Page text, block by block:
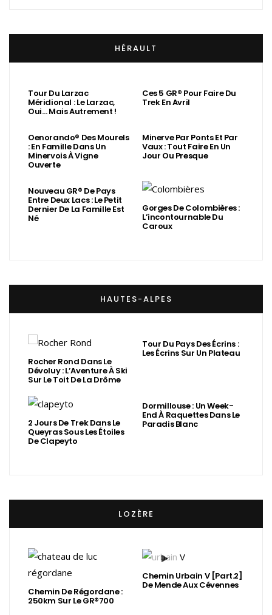
HÉRAULT
Tour Du Larzac
Méridional : Le Larzac,
Oui… Mais Autrement !
Ces 5 GR® Pour Faire Du
Trek En Avril
Oenorando® Des Mourels
: En Famille Dans Un
Minervois À Vigne
Ouverte
Minerve Par Ponts Et Par
Vaux : Tout Faire En Un
Jour Ou Presque
Nouveau GR® De Pays
Entre Deux Lacs : Le Petit
Dernier De La Famille Est
Né
Gorges De Colombières :
L’incontournable Du
Caroux
HAUTES-ALPES
Rocher Rond Dans Le
Dévoluy : L’Aventure À Ski
Sur Le Toit De La Drôme
Tour Du Pays Des Écrins :
Les Écrins Sur Un Plateau
2 Jours De Trek Dans Le
Queyras Sous Les Étoiles
De Clapeyto
Dormillouse : Un Week-
End À Raquettes Dans Le
Paradis Blanc
LOZÈRE
Chemin De Régordane :
250km Sur Le GR®700
Chemin Urbain V [Part.2]
De Mende Aux Cévennes